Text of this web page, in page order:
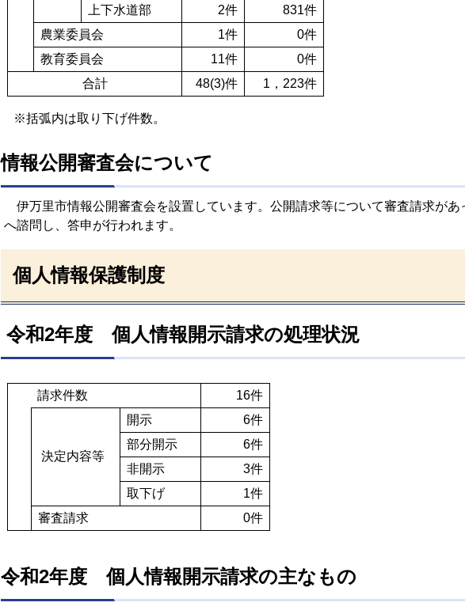
上下水道部 2件
831件
農業委員会
1件
0件
教育委員会
11件
0件
合計
48(3)件 1，223件
※括弧内は取り下げ件数。
情報公開審査会について
伊万里市情報公開審査会を設置しています。公開請求等について審査請求があ
へ諮問し、答申が行われます。
個人情報保護制度
令和2年度 個人情報開示請求の処理状況
請求件数 16件
決定内容等
開示
6件
部分開示
6件
非開示
3件
取下げ
1件
審査請求
0件
令和2年度 個人情報開示請求の主なもの